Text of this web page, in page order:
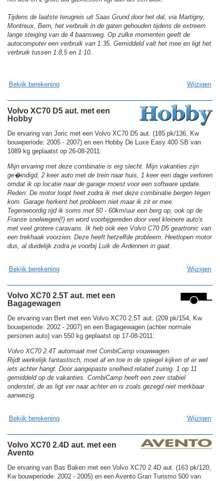
Tijdens de laatste terugreis uit Saas Grund door het dal, via Martigny,
Montreux, Bern, het verbruik in de gaten gehouden tijdens de extreem
lange steiging van de 4 baansweg. Op zulke momenten geeft de
autocomputer een verbruik van 1:35. Gemiddeld valt het mee en ligt het
verbruik tussen 1:8,5 en 1:10.
Bekijk berekening Wijzigen
Volvo XC70 D5 aut. met een
Hobby
De ervaring van Joric met een Volvo XC70 D5 aut. (185 pk/136, Kw
bouwperiode: 2005 - 2007) en een Hobby De Luxe Easy 400 SB van
1089 kg geplaatst op 26-08-2011:
Mijn ervaring met deze combinatie is erg slecht. Mijn vakanties zijn
ge�indigd, 2 keer auto met de trein naar huis, 1 keer een dagje verloren
omdat ik op locatie naar de garage moest voor een software update.
Reden: De motor loopt heet zodra ik met deze combinatie bergen tegen
kom. Garage herkent het probleem niet maar ik zit er mee.
Tegenwoordig rijd ik soms met 50 - 60km/uur een berg op, ook op de
Franse snelwegen(!) en word voorbijgereden door veel kleinere auto's
met veel grotere caravans. Ik heb ook een Volvo C70 D5 geartronic van
een trekhaak voorzien. Deze heeft hetzelfde probleem. Heetlopen motor
dus, al duidelijk zodra je voorbij Luik de Ardennen in gaat.
Bekijk berekening Wijzigen
Volvo XC70 2.5T aut. met een
Bagagewagen
De ervaring van Bert met een Volvo XC70 2.5T aut. (209 pk/154, Kw
bouwperiode: 2002 - 2007) en een Bagagewagen (achter normale
personen auto) van 550 kg geplaatst op 17-08-2011:
Volvo XC70 2.4T automaat met CombiCamp vouwwagen.
Rijdt werkelijk fantastisch, moet af en toe in de spiegel kijken of er wel
iets achter hangt. Door aangepaste snelheid relatief zuinig. 1 op 11
gemiddeld op de vakanties. CombiCamp heeft een zeer stabiel
onderstel, de as ligt ver naar achter en is zoals gezegd niet merkbaar
aanwezig.
Bekijk berekening Wijzigen
Volvo XC70 2.4D aut. met een
Avento
De ervaring van Bas Baken met een Volvo XC70 2.4D aut. (163 pk/120,
Kw bouwperiode: 2002 - 2005) en een Avento Gran Turismo 500 van